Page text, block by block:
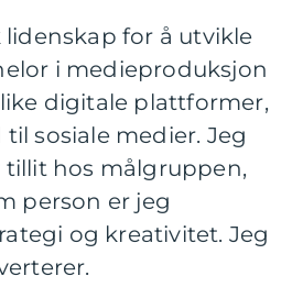
for å utvikle
i medieproduksjon
digitale plattformer,
sosiale medier. Jeg
hos målgruppen,
person er jeg
og kreativitet. Jeg